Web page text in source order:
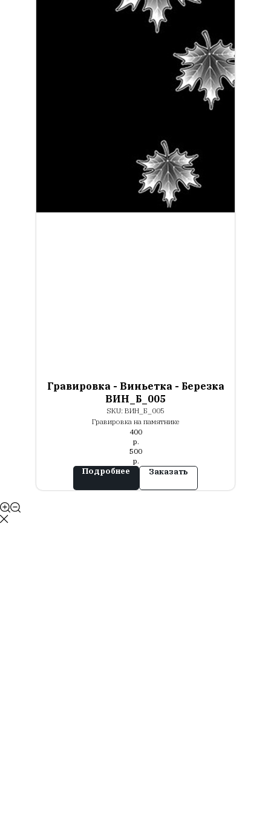
Гравировка - Виньетка - Березка
ВИН_Б_005
SKU: ВИН_Б_005
Гравировка на памятнике
400
р.
500
р.
Подробнее Заказать